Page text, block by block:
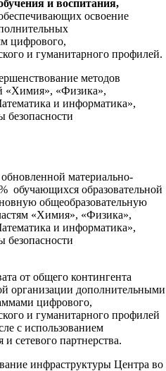
и воспитания,
освоение
цифрового,
и гуманитарного профилей.
методов
«Химия», «Физика»,
и информатика»,
безопасности
материально-
обучающихся образовательной
общеобразовательную
«Химия», «Физика»,
и информатика»,
безопасности
от общего контингента
организации дополнительными
цифрового,
и гуманитарного профилей
с использованием
сетевого партнерства.
инфраструктуры Центра во